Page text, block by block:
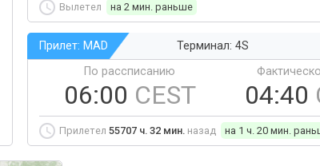
Вылетел на 2 мин. раньше
Прилет: MAD Терминал: 4S
По рассписанию
06:00 CEST 04:40
Прилетел 55707 ч. 32 мин. назад на 1 ч. 20 мин.